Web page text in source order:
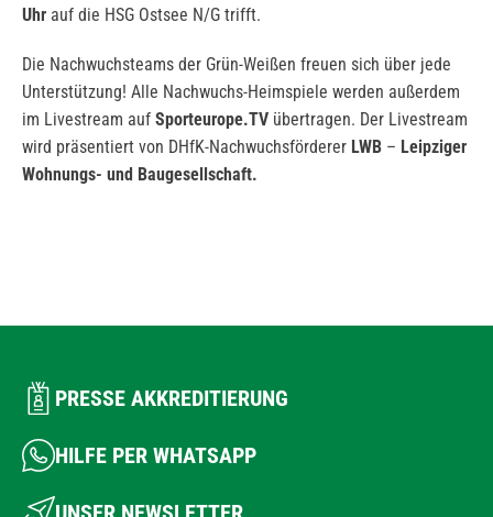
Uhr auf die HSG Ostsee N/G trifft.
Die Nachwuchsteams der Grün-Weißen freuen sich über jede
Unterstützung! Alle Nachwuchs-Heimspiele werden außerdem
im Livestream auf Sporteurope.TV übertragen. Der Livestream
wird präsentiert von DHfK-Nachwuchsförderer LWB – Leipziger
Wohnungs- und Baugesellschaft.
PRESSE AKKREDITIERUNG
HILFE PER WHATSAPP